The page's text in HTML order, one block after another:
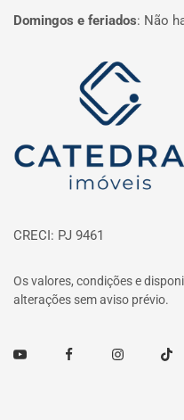
Domingos e feriados: Não
Página inicial
CRECI: PJ 9461
Os valores, condições e
alterações sem aviso prévio.
Youtube FacebookInstagram